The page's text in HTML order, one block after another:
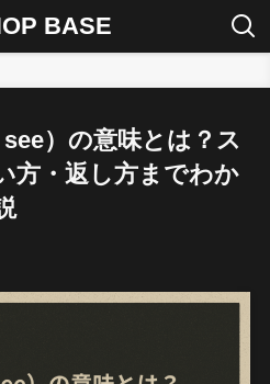
BASE
）の意味とは？ス
方・返し方までわか